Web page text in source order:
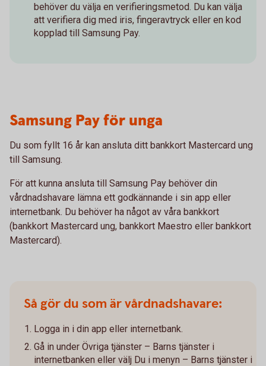
behöver du välja en verifieringsmetod. Du kan välja
att verifiera dig med iris, fingeravtryck eller en kod
kopplad till Samsung Pay.
Samsung Pay för unga
Du som fyllt 16 år kan ansluta ditt bankkort Mastercard ung
till Samsung.
För att kunna ansluta till Samsung Pay behöver din
vårdnadshavare lämna ett godkännande i sin app eller
internetbank. Du behöver ha något av våra bankkort
(bankkort Mastercard ung, bankkort Maestro eller bankkort
Mastercard).
Så gör du som är vårdnadshavare:
Logga in i din app eller internetbank.
Gå in under Övriga tjänster – Barns tjänster i
internetbanken eller välj Du i menyn – Barns tjänster i